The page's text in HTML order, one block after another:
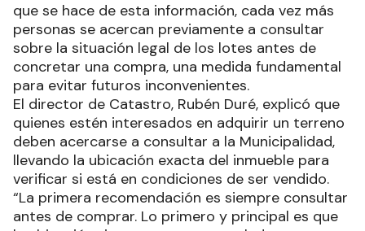
que se hace de esta información, cada vez más
personas se acercan previamente a consultar
sobre la situación legal de los lotes antes de
concretar una compra, una medida fundamental
para evitar futuros inconvenientes.
El director de Catastro, Rubén Duré, explicó que
quienes estén interesados en adquirir un terreno
deben acercarse a consultar a la Municipalidad,
llevando la ubicación exacta del inmueble para
verificar si está en condiciones de ser vendido.
“La primera recomendación es siempre consultar
antes de comprar. Lo primero y principal es que